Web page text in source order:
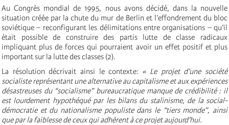
Au Congrès mondial de 1995, nous avons décidé, dans la nouvelle
situation créée par la chute du mur de Berlin et l’effondrement du bloc
soviétique – reconfigurant les délimitations entre organisations – qu’il
était possible de construire des partis lutte de classe radicaux
impliquant plus de forces qui pourraient avoir un effet positif et plus
important sur la lutte des classes (2).
La résolution décrivait ainsi le contexte: « Le projet d’une société
socialiste représentant une alternative au capitalisme et aux expériences
désastreuses du “socialisme” bureaucratique manque de crédibilité : il
est lourdement hypothéqué par les bilans du stalinisme, de la social-
démocratie et du nationalisme populiste dans le “tiers monde”, ainsi
que par la faiblesse de ceux qui adhèrent à ce projet aujourd’hui.